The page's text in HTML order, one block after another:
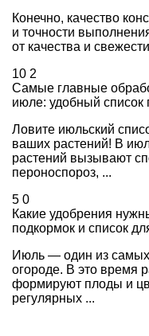
Конечно, качество
и точности
от качества и
10 2
Самые главные
июле: удобный список
Ловите июльский
ваших растений! В
растений вызывают
пероноспороз, ...
5 0
Какие удобрения
подкормок и список
Июль — один из
огороде. В это время
формируют плоды и
регулярных ...